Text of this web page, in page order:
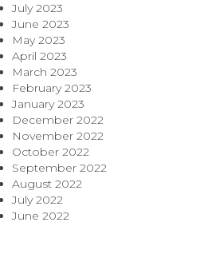
July 2023
June 2023
May 2023
April 2023
March 2023
February 2023
January 2023
December 2022
November 2022
October 2022
September 2022
August 2022
July 2022
June 2022